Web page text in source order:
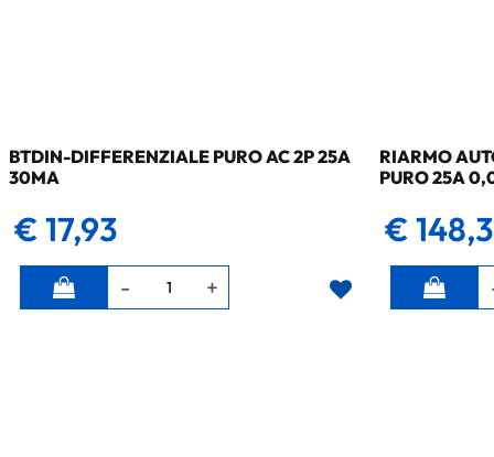
BTDIN-DIFFERENZIALE PURO AC 2P 25A
30MA
€ 17,93
Quantità
RIARMO
PURO 25A
€
Quantità